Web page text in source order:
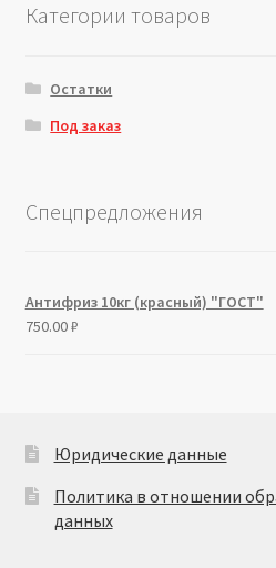
Категории товаров
Остатки
Под заказ
Спецпредложения
Антифриз 10кг (красный) "ГОСТ"
750.00₽
Юридические данные
Политика в отношении
данных